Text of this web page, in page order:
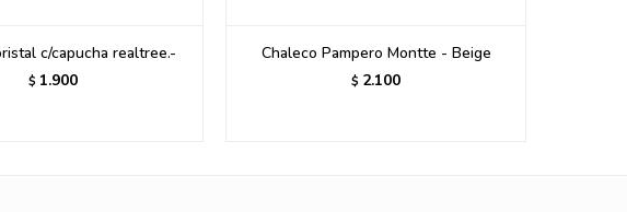
c/capucha realtree.-
$ 1.900
Chaleco Pampero Montte - Beige
$ 2.100